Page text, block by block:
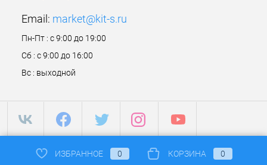
Email: market@kit-s.ru
Пн-Пт : с 9:00 до 19:00
Сб : с 9:00 до 16:00
Вс : выходной
ИЗБРАННОЕ 0 КОРЗИНА 0